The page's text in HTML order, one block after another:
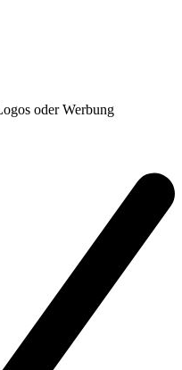
oder Werbung